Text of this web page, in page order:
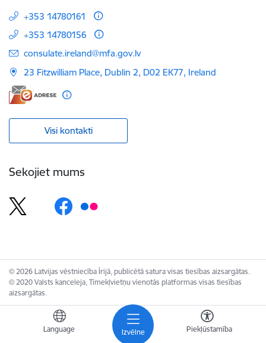
Izvēlne
Language Piekļūstamība
+353 14780161
+353 14780156
E-pasts:
consulate.ireland@mfa.gov.lv
23 Fitzwilliam Place, Dublin 2, D02 EK77, Ireland
Visi kontakti
Sekojiet mums
© 2026 Latvijas vēstniecība Īrijā, publicētā satura visas tiesības aizsargātas.
© 2020 Valsts kanceleja, Tīmekļvietņu vienotās platformas visas tiesības
aizsargātas.